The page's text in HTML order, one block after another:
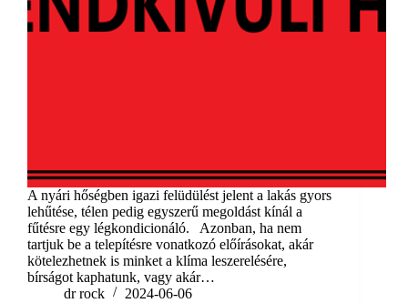
A nyári hőségben igazi felüdülést jelent a lakás gyors
lehűtése, télen pedig egyszerű megoldást kínál a
fűtésre egy légkondicionáló. Azonban, ha nem
tartjuk be a telepítésre vonatkozó előírásokat, akár
kötelezhetnek is minket a klíma leszerelésére,
bírságot kaphatunk, vagy akár…
dr rock
2024-06-06